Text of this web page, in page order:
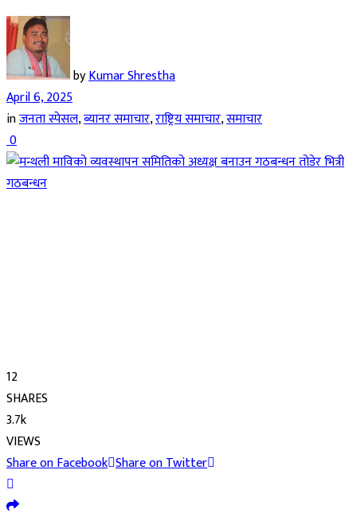
byKumar Shrestha
April 6, 2025
inजनता स्पेसल,ब्यानर समाचार,राष्ट्रिय समाचार,समाचार
0
12
SHARES
3.7k
VIEWS
Share on Facebook Share on Twitter